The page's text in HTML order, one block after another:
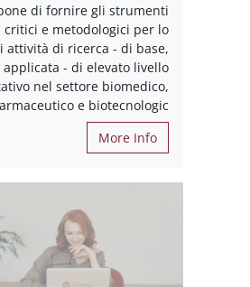
di fornire gli strumenti
critici e metodologici per lo
attività di ricerca - di base,
- di elevato livello
nel settore biomedico,
e biotecnologic
More Info